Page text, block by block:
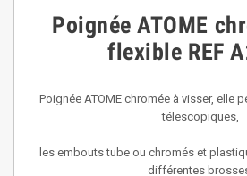
Poignée ATOME
flexible REF
Poignée ATOME chromée à visser, elle
télescopiques,
les embouts tube ou chromés et
différentes